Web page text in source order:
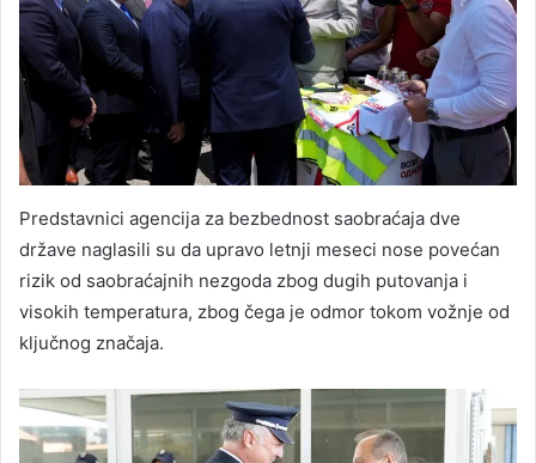
Predstavnici agencija za bezbednost saobraćaja dve
države naglasili su da upravo letnji meseci nose povećan
rizik od saobraćajnih nezgoda zbog dugih putovanja i
visokih temperatura, zbog čega je odmor tokom vožnje od
ključnog značaja.